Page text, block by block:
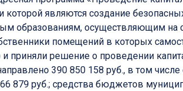
которой являются создание
образованиям, осуществляющим на
помещений в которых
приняли решение о проведении
390 850 158 руб., в том
879 руб.; средства бюджетов